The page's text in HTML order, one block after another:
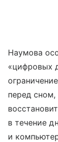
Наумова
«цифровых
перед
в течение
и